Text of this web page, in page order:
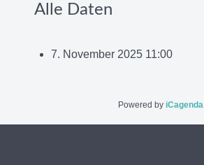
Alle Daten
7. November 2025 11:00
Powered by iCagenda